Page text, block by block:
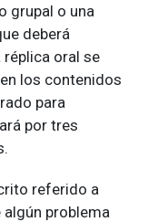
grupal o una
deberá
réplica oral se
los contenidos
para
por tres
referido a
problema